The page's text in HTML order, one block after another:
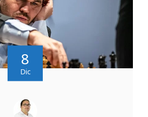
8
Dic